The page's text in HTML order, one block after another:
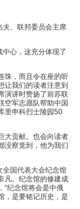
夫、联邦委员会主席
心，这充分体现了
珠，而且令在座的听
让我们的读者注意到
演讲时赞扬了前苏联
空军志愿队帮助中国
里申科烈士陵园50
大贡献。也会向读者
没察觉到，他为我们
全国代表大会纪念馆
凡。纪念馆的修建成
“纪念馆将会是中俄
，是要铭记历史，是